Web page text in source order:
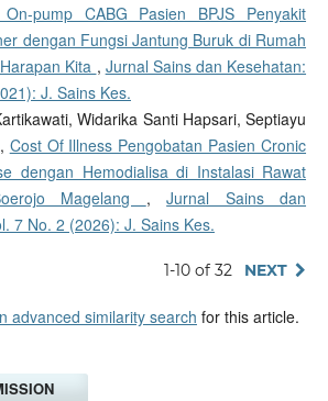
On-pump CABG Pasien BPJS Penyakit
dengan Fungsi Jantung Buruk di Rumah
Kita , Jurnal Sains dan Kesehatan:
J. Sains Kes.
Widarika Santi Hapsari, Septiayu
Cost Of Illness Pengobatan Pasien Cronic
dengan Hemodialisa di Instalasi Rawat
Magelang ,Jurnal Sains dan
7 No. 2 (2026): J. Sains Kes.
1-10 of 32 NEXT
advanced similarity search for this article.